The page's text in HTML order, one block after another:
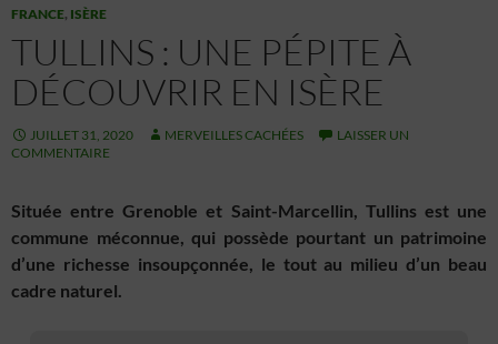
FRANCE, ISÈRE
TULLINS : UNE PÉPITE À
DÉCOUVRIR EN ISÈRE
JUILLET 31, 2020 MERVEILLES CACHÉES
LAISSER UN
COMMENTAIRE
Située entre Grenoble et Saint-Marcellin, Tullins est une
commune méconnue, qui possède pourtant un patrimoine
d’une richesse insoupçonnée,
le tout au milieu d’un beau
cadre naturel.